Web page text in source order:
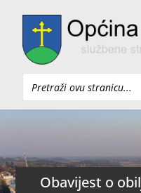
Pretraži
Obavijest o